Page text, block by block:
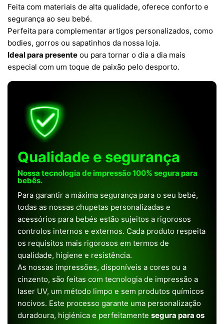
Feita com materiais de alta qualidade, oferece conforto e
segurança ao seu bebé.
Perfeita para complementar artigos personalizados, como
bodies, gorros ou sapatinhos da nossa loja.
Ideal para presente ou para tornar o dia a dia mais
especial com um toque de paixão pelo desporto.
Qualidade e segurança
Nossa tecnologia de impressão 100% segura para
bebês.
Para garantir a máxima segurança para o seu bebé,
todas as nossas chupetas personalizadas e
acessórios para bebés estão sujeitos a rigorosos
controlos internos e externos. Cada produto respeita
os requisitos mais rigorosos em termos de
qualidade, higiene e resistência.
As nossas impressões, disponíveis a cores ou a
cinzento, são feitas com tecnologia de impressão a
laser UV, um método limpo e sem produtos químicos
nocivos. Este processo garante uma personalização
duradoura, higiénica e perfeitamente segura para os